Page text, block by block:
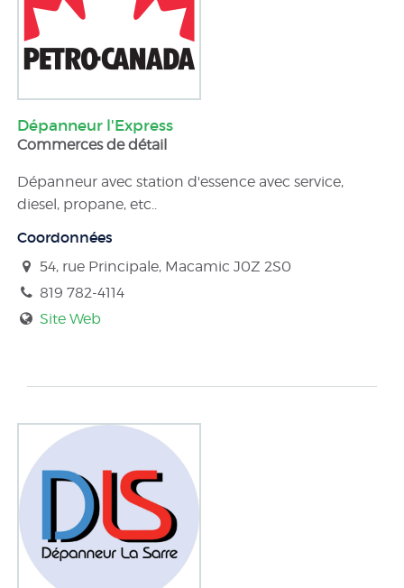
Dépanneur l'Express
Commerces de détail
Dépanneur avec station d'essence avec service,
diesel, propane, etc..
Coordonnées
54, rue Principale, Macamic J0Z 2S0
819 782-4114
Site Web